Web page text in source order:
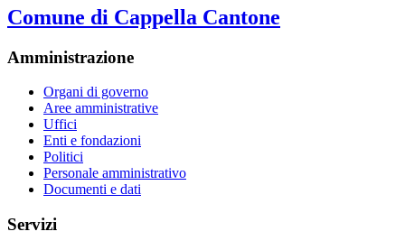
Comune di Cappella Cantone
Amministrazione
Organi di governo
Aree amministrative
Uffici
Enti e fondazioni
Politici
Personale amministrativo
Documenti e dati
Servizi